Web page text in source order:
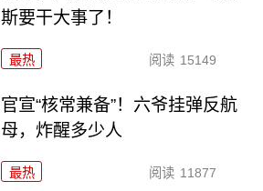
斯要干大事了！
最热 阅读 15149
官宣“核常兼备”！六爷挂弹反航
母，炸醒多少人
最热 阅读 11877